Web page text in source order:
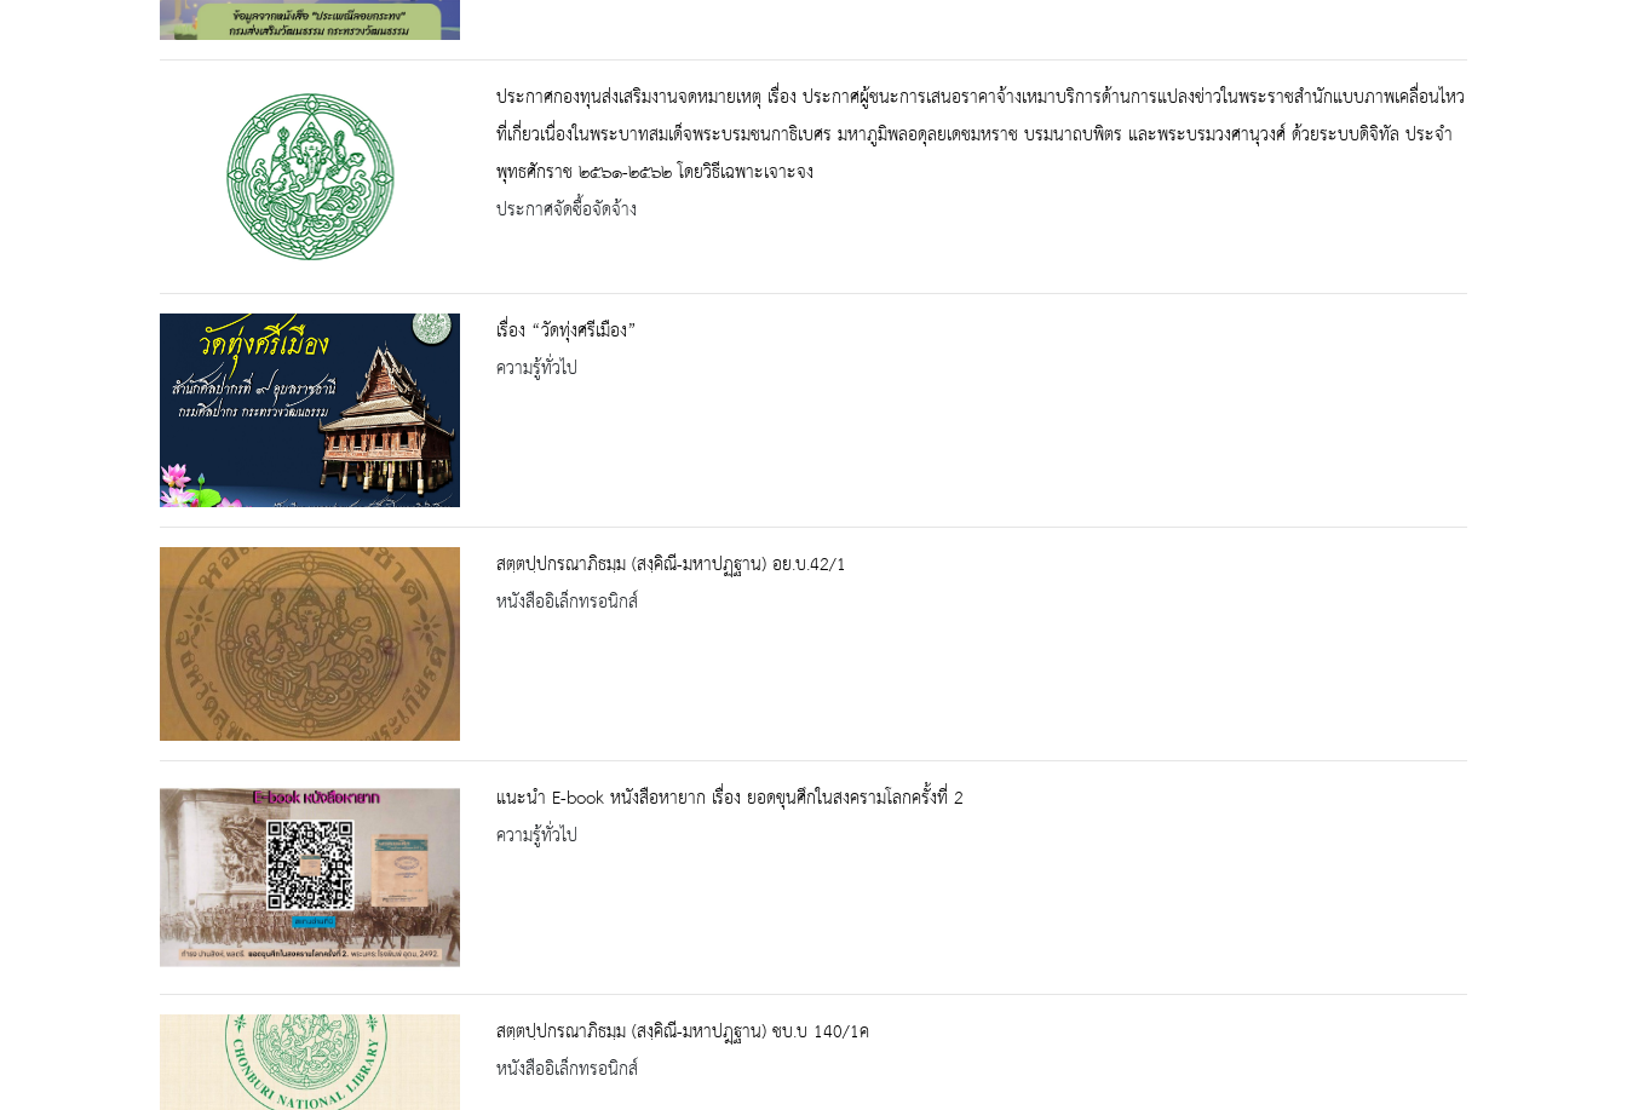
ประกาศกองทุนส่งเสริมงานจดหมายเหตุ เรื่อง ประกาศผู้ชนะการเสนอราคาจ้างเหมาบริการด้านการแปลงข่าวในพระราชสำนักแบบภาพเคลื่อนไหว
ที่เกี่ยวเนื่องในพระบาทสมเด็จพระบรมชนกาธิเบศร มหาภูมิพลอดุลยเดชมหราช บรมนาถบพิตร และพระบรมวงศานุวงศ์ ด้วยระบบดิจิทัล ประจำ
พุทธศักราช ๒๕๖๑-๒๕๖๒ โดยวิธีเฉพาะเจาะจง
ประกาศจัดซื้อจัดจ้าง
เรื่อง “วัดทุ่งศรีเมือง”
ความรู้ทั่วไป
สตฺตปฺปกรณาภิธมฺม (สงฺคิณี-มหาปฏฺฐาน) อย.บ.42/1
หนังสืออิเล็กทรอนิกส์
แนะนำ E-book หนังสือหายาก เรื่อง ยอดขุนศึกในสงครามโลกครั้งที่ 2
ความรู้ทั่วไป
สตฺตปฺปกรณาภิธมฺม (สงฺคิณี-มหาปฎฺฐาน) ชบ.บ 140/1ค
หนังสืออิเล็กทรอนิกส์